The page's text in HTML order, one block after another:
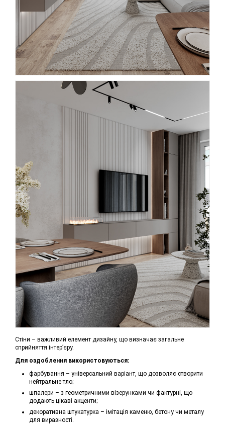
Стіни – важливий елемент дизайну, що визначає загальне
сприйняття інтер’єру.
Для оздоблення використовуються:
фарбування – універсальний варіант, що дозволяє створити
нейтральне тло;
шпалери – з геометричними візерунками чи фактурні, що
додають цікаві акценти;
декоративна штукатурка – імітація каменю, бетону чи металу
для виразності.